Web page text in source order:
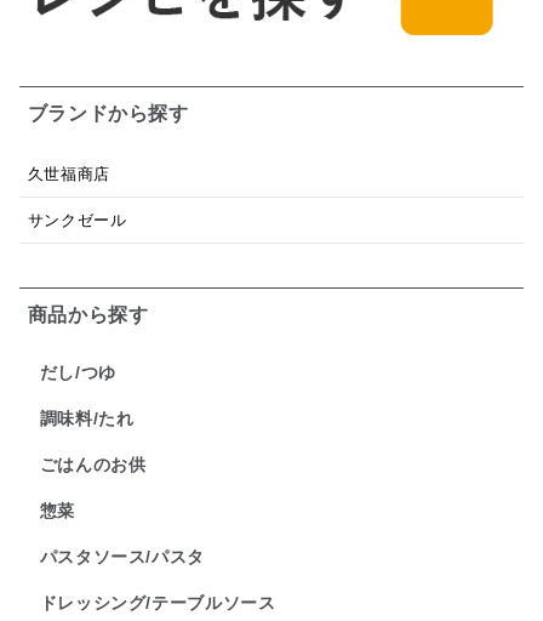
ブランドから探す
久世福商店
サンクゼール
商品から探す
だし/つゆ
調味料/たれ
ごはんのお供
惣菜
パスタソース/パスタ
ドレッシング/テーブルソース